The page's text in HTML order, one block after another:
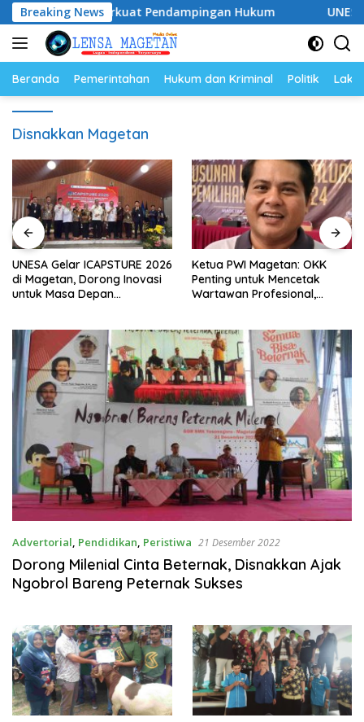
Langsung
ke
konten
Breaking News
Siap Perkuat Pendampingan Hukum UNESA Gelar
Beranda Pemerintahan Hukum dan Kriminal Politik
Disnakkan Magetan
UNESA Gelar ICAPSTURE 2026
di Magetan, Dorong Inovasi
untuk Masa Depan
Ketua PWI Magetan: OKK
Penting untuk Mencetak
Wartawan Profesional,
Advertorial, Pendidikan, Peristiwa 21 Desember 2022
Dorong Milenial Cinta Beternak, Disnakkan Ajak
Ngobrol Bareng Peternak Sukses